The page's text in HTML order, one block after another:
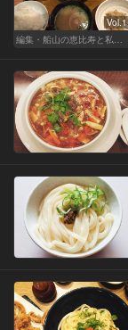
Vol.1
編集・船山の恵比寿と私、ときどきルノアール